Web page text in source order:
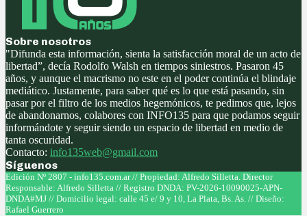
Sobre nosotros
"Difunda esta información, sienta la satisfacción moral de un acto de
libertad”, decía Rodolfo Walsh en tiempos siniestros. Pasaron 45
años, y aunque el macrismo no este en el poder continúa el blindaje
mediático. Justamente, para saber qué es lo que está pasando, sin
pasar por el filtro de los medios hegemónicos, te pedimos que, lejos
de abandonarnos, colabores con INFO135 para que podamos seguir
informándote y seguir siendo un espacio de libertad en medio de
tanta oscuridad.
Contacto: info135web@gmail.com
Síguenos
Facebook
Twitter
Instagram
Youtube
Edición Nº 2807 - info135.com.ar // Propiedad: Alfredo Silletta. Director
Responsable: Alfredo Silletta // Registro DNDA: PV-2026-10090025-APN-
DNDA#MJ // Domicilio legal: calle 45 e/ 9 y 10, La Plata, Bs. As. // Diseño:
Rafael Guerrero